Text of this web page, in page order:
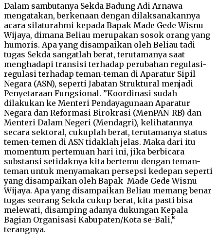
Dalam sambutanya Sekda Badung Adi Arnawa
mengatakan, berkenaan dengan dilaksanakannya
acara silaturahmi kepada Bapak Made Gede Wisnu
Wijaya, dimana Beliau merupakan sosok orang yang
humoris. Apa yang disampaikan oleh Beliau tadi
tugas Sekda sangatlah berat, terutamanya saat
menghadapi transisi terhadap perubahan regulasi-
regulasi terhadap teman-teman di Aparatur Sipil
Negara (ASN), seperti Jabatan Struktural menjadi
Penyetaraan Fungsional. ”Koordinasi sudah
dilakukan ke Menteri Pendayagunaan Aparatur
Negara dan Reformasi Birokrasi (MenPAN-RB) dan
Menteri Dalam Negeri (Mendagri), kelihatannya
secara sektoral, cukuplah berat, terutamanya status
temen-temen di ASN tidaklah jelas. Maka dari itu
momentum pertemuan hari ini, jika berbicara
substansi setidaknya kita bertemu dengan teman-
teman untuk menyamakan persepsi kedepan seperti
yang disampaikan oleh Bapak Made Gede Wisnu
Wijaya. Apa yang disampaikan Beliau memang benar
tugas seorang Sekda cukup berat, kita pasti bisa
melewati, disamping adanya dukungan Kepala
Bagian Organisasi Kabupaten/Kota se-Bali,“
terangnya.